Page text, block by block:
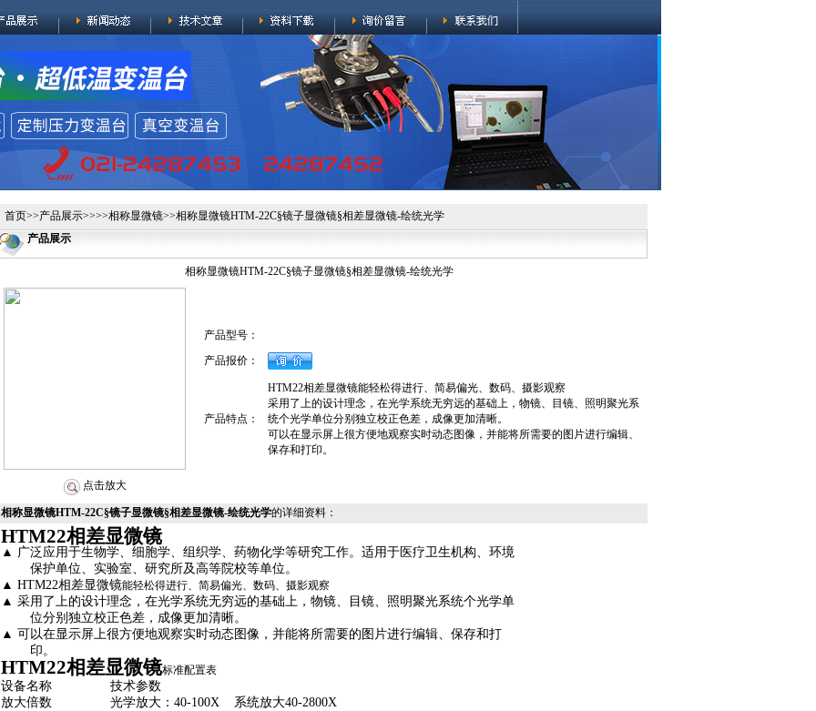
首页>>产品展示>>>>相称显微镜>>相称显微镜HTM-22C§镜子显微镜§相差显微镜-绘统光学
产品展示
相称显微镜HTM-22C§镜子显微镜§相差显微镜-绘统光学
点击放大
产品型号：
产品报价：
产品特点：
HTM22相差显微镜能轻松得进行、简易偏光、数码、摄影观察
采用了上的设计理念，在光学系统无穷远的基础上，物镜、目镜、照明聚光系
统个光学单位分别独立校正色差，成像更加清晰。
可以在显示屏上很方便地观察实时动态图像，并能将所需要的图片进行编辑、
保存和打印。
相称显微镜HTM-22C§镜子显微镜§相差显微镜-绘统光学的详细资料：
HTM22相差显微镜
▲ 广泛应用于生物学、细胞学、组织学、药物化学等研究工作。适用于医疗卫生机构、环境
保护单位、实验室、研究所及高等院校等单位。
▲HTM22相差显微镜能轻松得进行、简易偏光、数码、摄影观察
▲采用了上的设计理念，在光学系统无穷远的基础上，物镜、目镜、照明聚光系统个光学单
位分别独立校正色差，成像更加清晰。
▲可以在显示屏上很方便地观察实时动态图像，并能将所需要的图片进行编辑、保存和打
印。
HTM22相差显微镜标准配置表
设备名称
技术参数
放大倍数
光学放大：40-100X 系统放大40-2800X